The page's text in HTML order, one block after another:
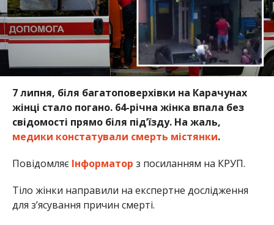
7 липня, біля багатоповерхівки на Карачунах
жінці стало погано. 64-річна жінка впала без
свідомості прямо біля під’їзду. На жаль,
медики констатували смерть містянки.
Повідомляє Інформатор з посиланням на КРУП.
Тіло жінки направили на експертне дослідження
для з’ясування причин смерті.